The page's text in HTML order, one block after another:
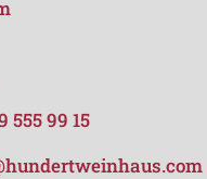
555 99 15